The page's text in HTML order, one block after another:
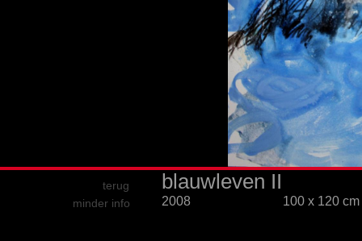
minder info
terug blauwleven II
2008 100 x 120